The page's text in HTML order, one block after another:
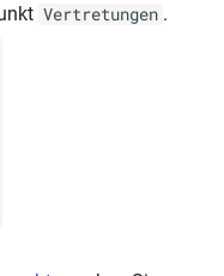
Vertretungen .